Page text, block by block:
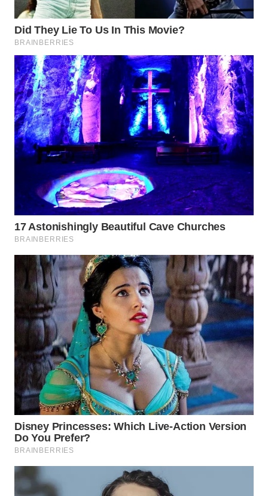
WN
TAPANULI
SELATAN
WN
TANJUNG
LESUNG
WN
KARO
SIMALUNGUN
WN
LABUHANBATU
WN
TAPANULI
TENGAH
WN DELI
SERDANG
WN
TEBING
TINGGI
WN
PAKPAK
KARAWANG